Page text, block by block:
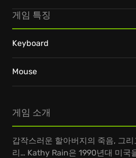
게임 소개
갑작스러운 할아버지의 죽음, 그
리… Kathy Rain은 1990년대 미국
게임 특징
Keyboard
Mouse